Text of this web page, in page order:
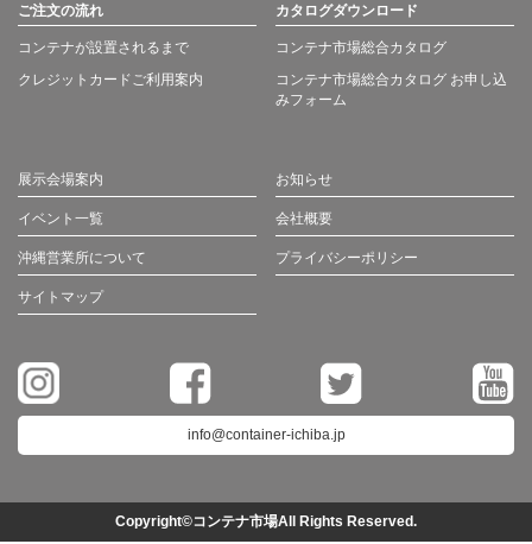
ご注文の流れ
コンテナが設置されるまで
クレジットカードご利用案内
カタログダウンロード
コンテナ市場総合カタログ
コンテナ市場総合カタログ お申し込
みフォーム
展示会場案内 お知らせ
イベント一覧 会社概要
沖縄営業所について プライバシーポリシー
サイトマップ
info@container-ichiba.jp
Copyright©コンテナ市場All Rights Reserved.